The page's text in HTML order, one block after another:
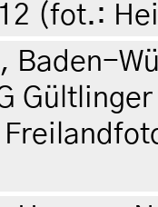
(fot.:
Baden-